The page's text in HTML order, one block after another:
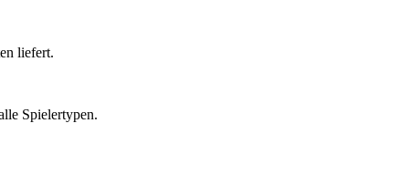
liefert.
Spielertypen.